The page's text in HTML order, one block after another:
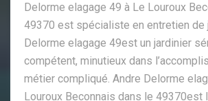
Delorme elagage 49 à Le Louroux
49370 est spécialiste en entretien de
Delorme elagage 49est un jardinier
compétent, minutieux dans
métier compliqué. Andre Delorme
Louroux Beconnais dans le 49370est